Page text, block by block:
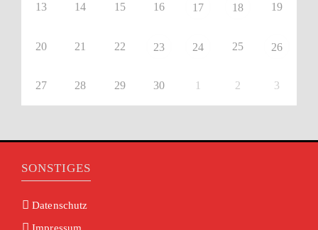
13 14 15 16 17 18 19
20 21 22 23 24 25 26
27 28 29 30 1 2 3
SONSTIGES
Datenschutz
Impressum